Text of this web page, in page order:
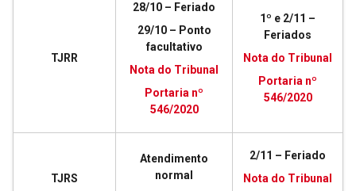
TJRR
28/10 – Feriado
29/10 – Ponto
facultativo
Nota do Tribunal
Portaria nº
546/2020
1º e 2/11 –
Feriados
Nota do Tribunal
Portaria nº
546/2020
TJRS
Atendimento
normal
2/11 – Feriado
Nota do Tribunal